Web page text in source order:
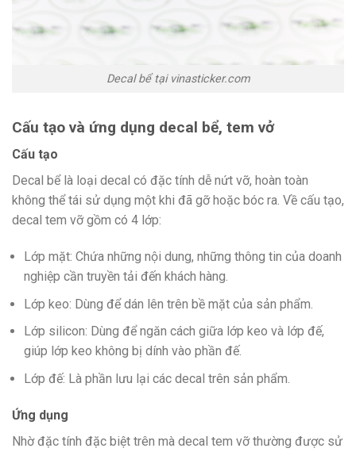
Decal bể tại vinasticker.com
Cấu tạo và ứng dụng decal bể, tem vở
Cấu tạo
Decal bể là loại decal có đặc tính dễ nứt vỡ, hoàn toàn
không thể tái sử dụng một khi đã gỡ hoặc bóc ra. Về cấu tạo,
decal tem vỡ gồm có 4 lớp:
Lớp mặt: Chứa những nội dung, những thông tin của doanh
nghiệp cần truyền tải đến khách hàng.
Lớp keo: Dùng để dán lên trên bề mặt của sản phẩm.
Lớp silicon: Dùng để ngăn cách giữa lớp keo và lớp đế,
giúp lớp keo không bị dính vào phần đế.
Lớp đế: Là phần lưu lại các decal trên sản phẩm.
Ứng dụng
Nhờ đặc tính đặc biệt trên mà decal tem vỡ thường được sử